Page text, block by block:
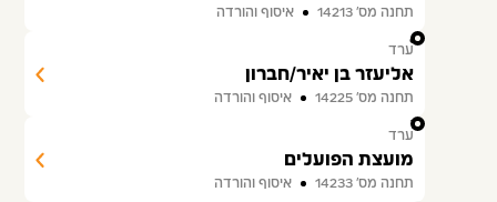
תחנה מס׳ 14213 איסוף והורדה
6
ערד
אליעזר בן יאיר/חברון
תחנה מס׳ 14225 איסוף והורדה
7
ערד
מועצת הפועלים
תחנה מס׳ 14233 איסוף והורדה